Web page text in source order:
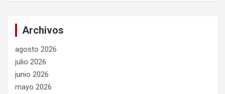
Archivos
agosto 2026
julio 2026
junio 2026
mayo 2026